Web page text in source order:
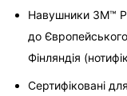
Навушники 3M™
до
Фінляндія
Сертифіковані